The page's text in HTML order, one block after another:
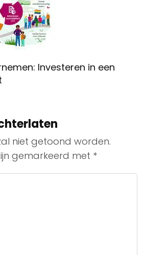
Investeren in een
niet getoond worden.
gemarkeerd met *